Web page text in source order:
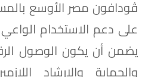
ڤودافون مصر الأوسع
على دعم الاستخدام الواعي
يضمن أن يكون الوصول
والحماية والإرشاد